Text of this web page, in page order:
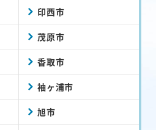
印西市
茂原市
香取市
袖ヶ浦市
旭市